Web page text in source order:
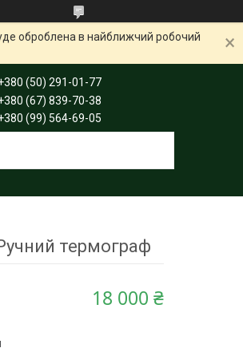
оброблена в найближчий робочий
(50) 291-01-77
(67) 839-70-38
(99) 564-69-05
термограф
18 000 ₴